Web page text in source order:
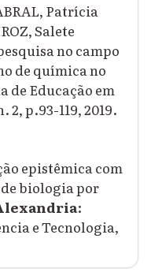
Patrícia
Salete
no campo
de química no
de Educação em
2, p.93-119, 2019.
epistêmica com
de biologia por
:
e Tecnologia,